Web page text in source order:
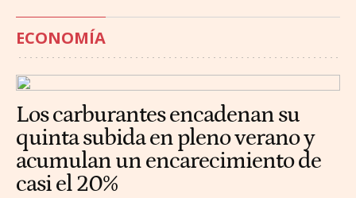
ECONOMÍA
Los carburantes encadenan su
quinta subida en pleno verano y
acumulan un encarecimiento de
casi el 20%